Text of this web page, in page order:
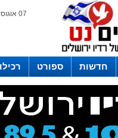
07 אוגוסט 2026 / 14:29
חדשות ספורט
צרו קשר
לוח שדורים